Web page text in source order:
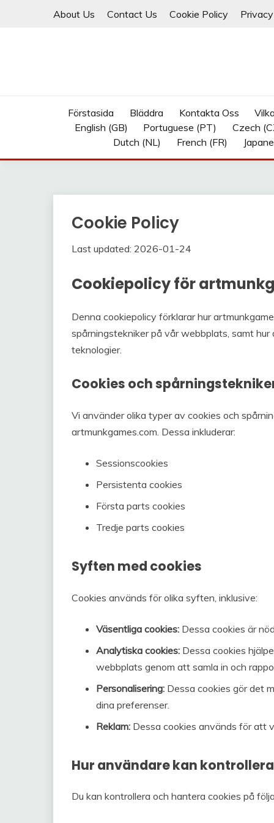
About Us Contact Us Cookie Policy
Förstasida Bläddra Kontakta Oss
English (GB)
Portuguese (PT)
Czech
Dutch (NL)
French (FR)
Cookie Policy
Last updated: 2026-01-24
Cookiepolicy för
Denna cookiepolicy förklarar hur
spårningstekniker på vår webbplats, samt
teknologier.
Cookies och
Vi använder olika typer av cookies och
artmunkgames.com. Dessa inkluderar:
Sessionscookies
Persistenta cookies
Första parts cookies
Tredje parts cookies
Syften med cookies
Cookies används för olika syften, inklusive:
Väsentliga cookies: Dessa cookies är
Analytiska cookies: Dessa cookies
webbplats genom att samla in och
Personalisering: Dessa cookies gör det
dina preferenser.
Reklam: Dessa cookies används för att
Hur användare kan
Du kan kontrollera och hantera cookies på